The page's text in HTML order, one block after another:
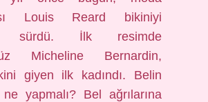
Louis Reard bikiniyi
sürdü. İlk resimde
Micheline Bernardin,
giyen ilk kadındı. Belin
ne yapmalı? Bel ağrılarına